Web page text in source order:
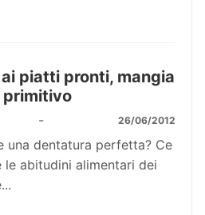
piatti pronti, mangia
primitivo
- 26/06/2012
una dentatura perfetta? Ce
abitudini alimentari dei